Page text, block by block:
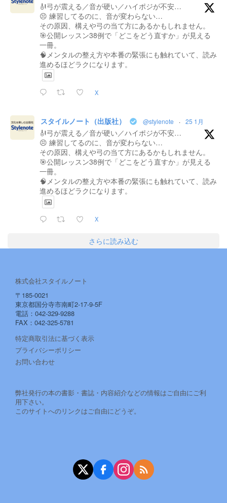
🎻弓が震える／音が硬い／ハイポジが不安…
😣 練習してるのに、音が変わらない…
その原因、構えや弓の当て方にあるかもしれません。
🎯公開レッスン38例で「どこをどう直すか」が見える
一冊。
🧠メンタルの整え方や本番の緊張にも触れていて、読み
進めるほどラクになります。
X
スタイルノート（出版社） @stylenote · 25 1月
🎻弓が震える／音が硬い／ハイポジが不安…
😣 練習してるのに、音が変わらない…
その原因、構えや弓の当て方にあるかもしれません。
🎯公開レッスン38例で「どこをどう直すか」が見える
一冊。
🧠メンタルの整え方や本番の緊張にも触れていて、読み
進めるほどラクになります。
X
さらに読み込む
株式会社スタイルノート
〒185-0021
東京都国分寺市南町2-17-9-5F
電話：042-329-9288
FAX：042-325-5781
特定商取引法に基づく表示
プライバシーポリシー
お問い合わせ
弊社発行の本の書影・書誌・内容紹介などの情報はご自由にご利
用下さい。
このサイトへのリンクはご自由にどうぞ。
X（旧Twitter）
FacebookInstagram
RSS